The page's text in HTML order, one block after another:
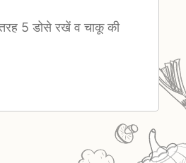
5 डोसे रखें व चाकू की